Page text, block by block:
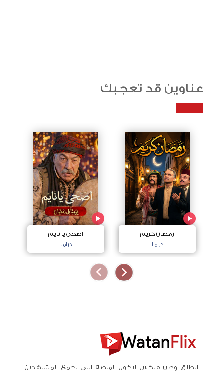
عناوين قد تعجبك
رمضان كريم
دراما
اصحى يا نايم
دراما
انطلق وطن فلكس ليكون المنصة التي تجمع المشاهدين